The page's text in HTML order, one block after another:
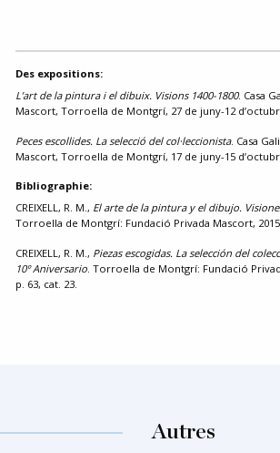
Des expositions:
L’art de la pintura i el dibuix. Visions 1400-1800. Casa
Mascort, Torroella de Montgrí, 27 de juny-12
Peces escollides. La selecció del col·leccionista. Casa
Mascort, Torroella de Montgrí, 17 de juny-15
Bibliographie:
CREIXELL, R. M., El arte de la pintura y el dibujo.
Torroella de Montgrí: Fundació Privada Mascort, 2015,
CREIXELL, R. M., Piezas escogidas. La selección del
10º Aniversario. Torroella de Montgrí: Fundació
p. 63, cat. 23.
Autres